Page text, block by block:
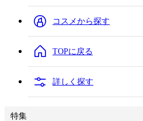
コスメから探す
TOPに戻る
詳しく探す
特集